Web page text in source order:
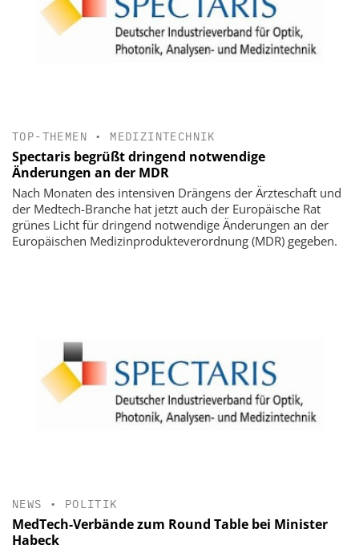
TOP-THEMEN • MEDIZINTECHNIK
Spectaris begrüßt dringend notwendige
Änderungen an der MDR
Nach Monaten des intensiven Drängens der Ärzteschaft und
der Medtech-Branche hat jetzt auch der Europäische Rat
grünes Licht für dringend notwendige Änderungen an der
Europäischen Medizinprodukteverordnung (MDR) gegeben.
NEWS • POLITIK
MedTech-Verbände zum Round Table bei Minister
Habeck